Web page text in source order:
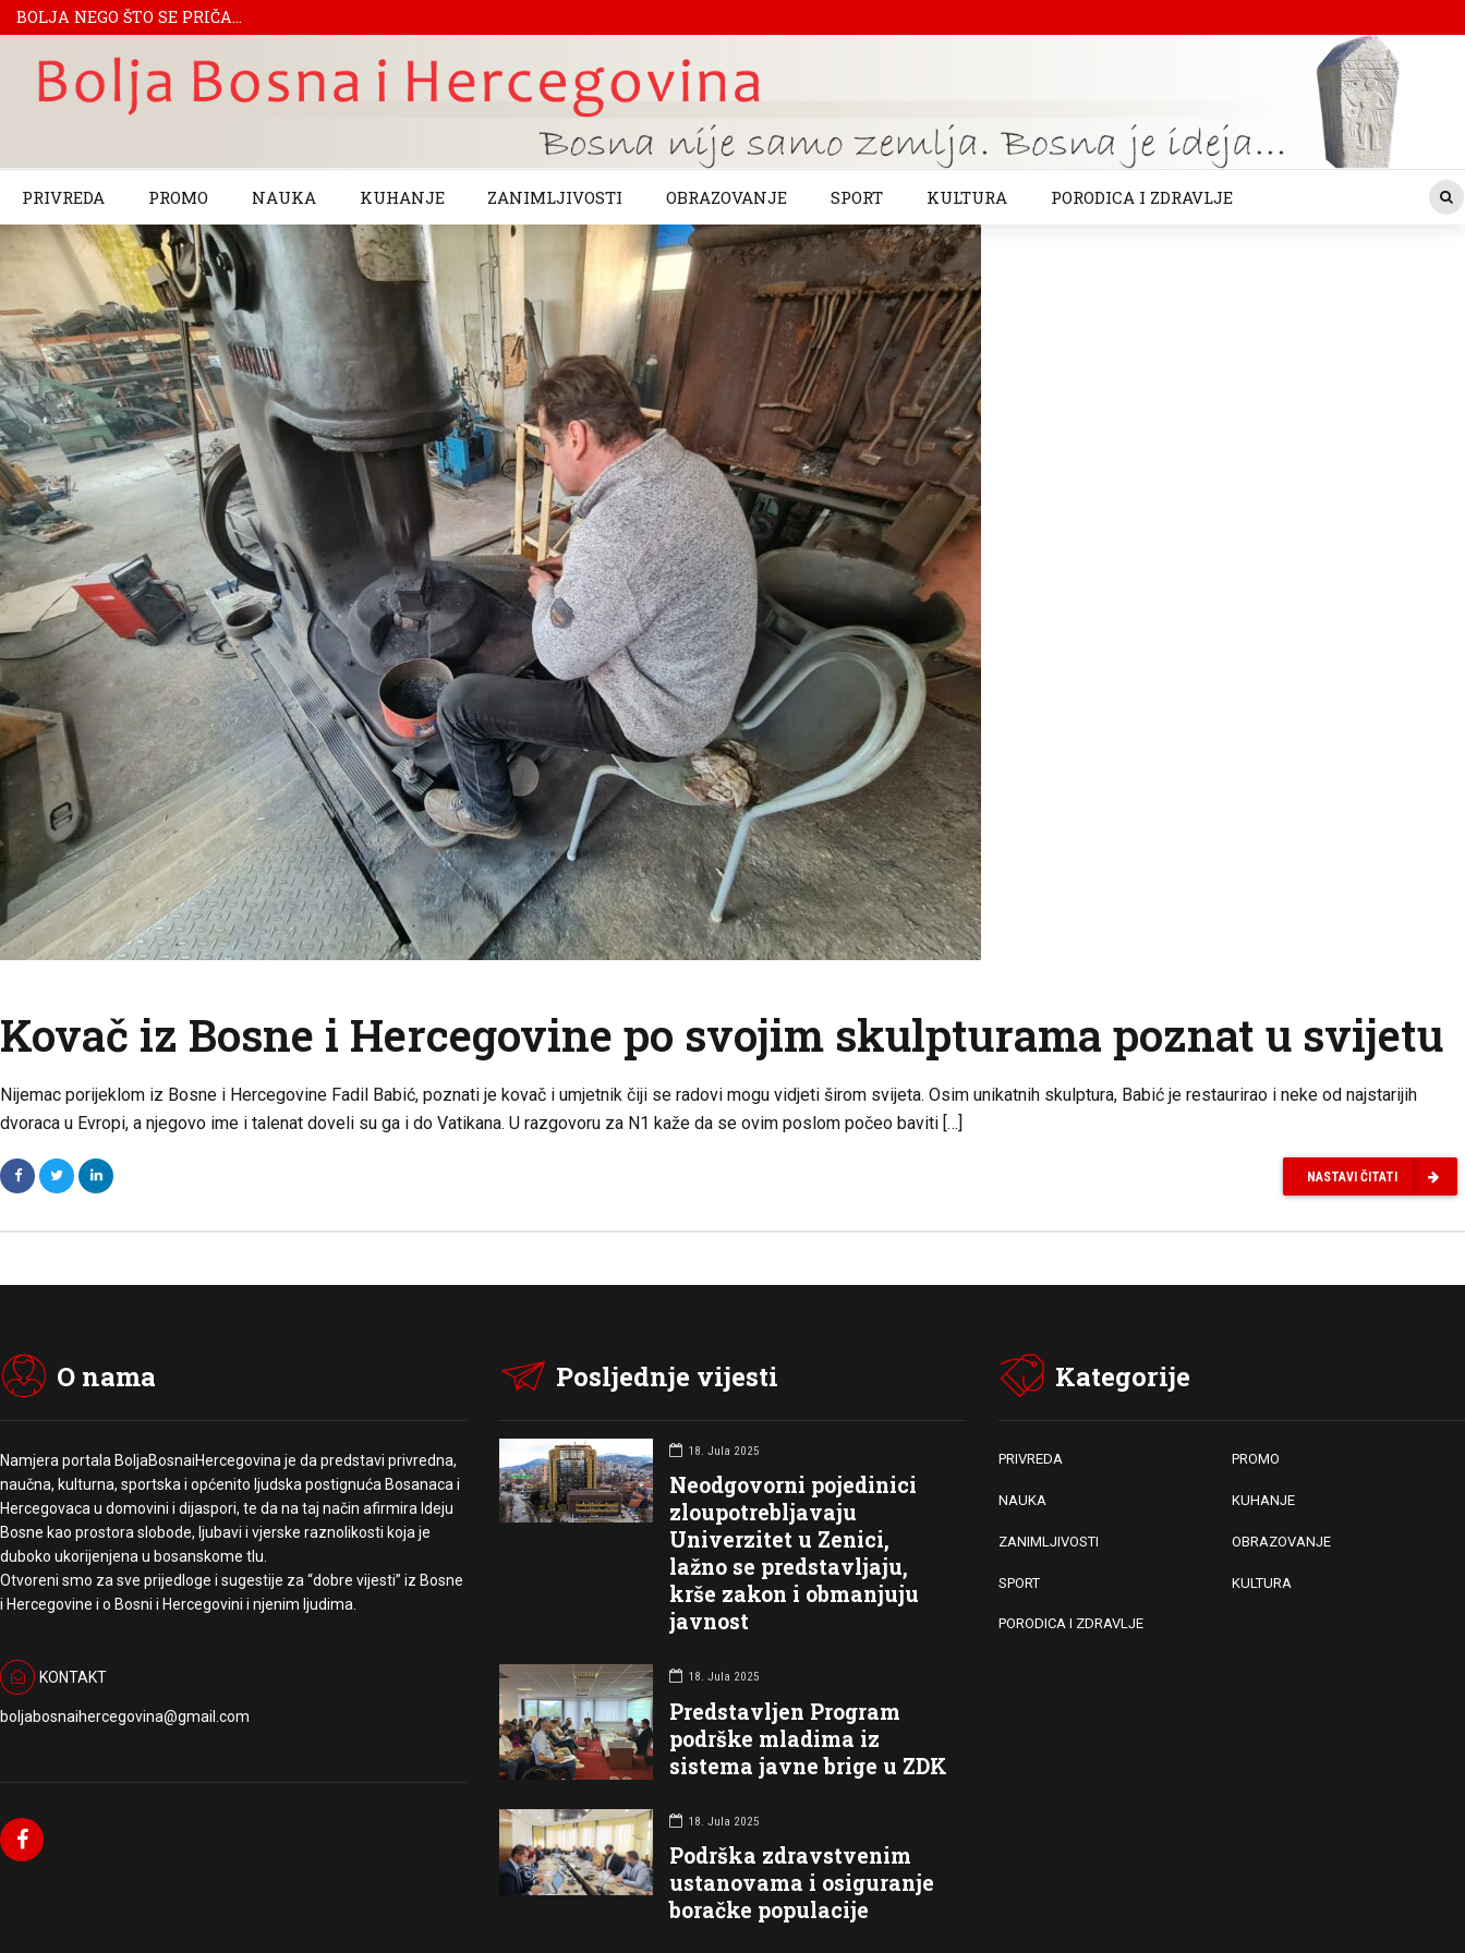
BOLJA NEGO ŠTO SE PRIČA...
PRIVREDA PROMO NAUKA KUHANJE ZANIMLJIVOSTI OBRAZOVANJE SPORT KULTURA PORODICA I ZDRAVLJE
Kovač iz Bosne i Hercegovine po svojim skulpturama poznat u svijetu
Nijemac porijeklom iz Bosne i Hercegovine Fadil Babić, poznati je kovač i umjetnik čiji se radovi mogu vidjeti širom svijeta. Osim unikatnih skulptura, Babić je restaurirao i neke od najstarijih
dvoraca u Evropi, a njegovo ime i talenat doveli su ga i do Vatikana. U razgovoru za N1 kaže da se ovim poslom počeo baviti […]
NASTAVI ČITATI
O nama
Namjera portala BoljaBosnaiHercegovina je da predstavi privredna,
naučna, kulturna, sportska i općenito ljudska postignuća Bosanaca i
Hercegovaca u domovini i dijaspori, te da na taj način afirmira Ideju
Bosne kao prostora slobode, ljubavi i vjerske raznolikosti koja je
duboko ukorijenjena u bosanskome tlu.
Otvoreni smo za sve prijedloge i sugestije za “dobre vijesti” iz Bosne
i Hercegovine i o Bosni i Hercegovini i njenim ljudima.
KONTAKT
boljabosnaihercegovina@gmail.com
Posljednje vijesti
18. Jula 2025
Neodgovorni pojedinici
zloupotrebljavaju
Univerzitet u Zenici,
lažno se predstavljaju,
krše zakon i obmanjuju
javnost
18. Jula 2025
Predstavljen Program
podrške mladima iz
sistema javne brige u ZDK
18. Jula 2025
Podrška zdravstvenim
ustanovama i osiguranje
boračke populacije
Kategorije
PRIVREDA PROMO
NAUKA KUHANJE
ZANIMLJIVOSTI OBRAZOVANJE
SPORT KULTURA
PORODICA I ZDRAVLJE